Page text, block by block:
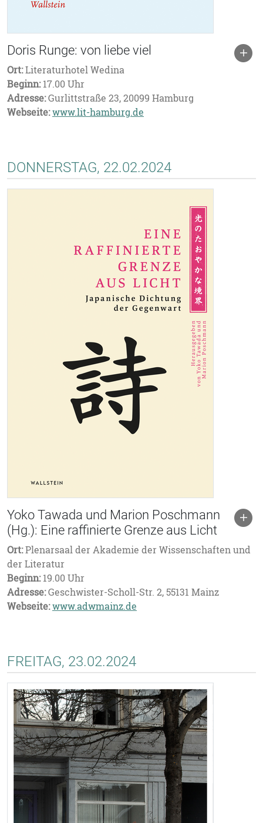
Doris Runge: von liebe viel
Ort:Literaturhotel Wedina
Beginn:17.00 Uhr
Adresse:Gurlittstraße 23, 20099 Hamburg
Webseite:www.lit-hamburg.de
DONNERSTAG, 22.02.2024
Yoko Tawada und Marion Poschmann
(Hg.): Eine raffinierte Grenze aus Licht
Ort:Plenarsaal der Akademie der Wissenschaften und
der Literatur
Beginn:19.00 Uhr
Adresse:Geschwister-Scholl-Str. 2, 55131 Mainz
Webseite:www.adwmainz.de
FREITAG, 23.02.2024